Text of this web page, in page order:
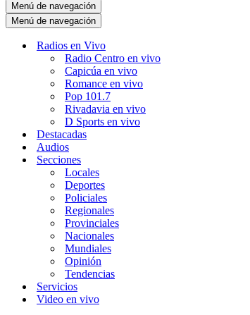
Menú de navegación
Menú de navegación
Radios en Vivo
Radio Centro en vivo
Capicúa en vivo
Romance en vivo
Pop 101.7
Rivadavia en vivo
D Sports en vivo
Destacadas
Audios
Secciones
Locales
Deportes
Policiales
Regionales
Provinciales
Nacionales
Mundiales
Opinión
Tendencias
Servicios
Video en vivo